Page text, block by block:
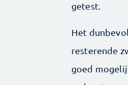
getest.
Het
resterende
goed